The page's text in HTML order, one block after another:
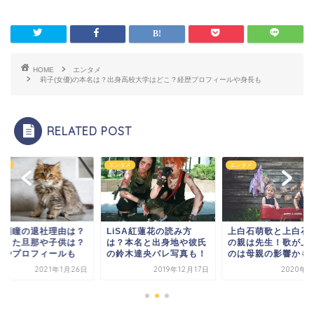
HOME
エンタメ
莉子(女優)の本名は？出身高校大学はどこ？経歴プロフィールや身長も
RELATED POST
紅蓮花の読み方
本名と出身地や彼氏
木達央バレ写真も！
2019年12月17日
エンタメ
上白石萌歌と上白石萌音
の親は先生！歌が上手い
のは母親の影響かも！
2020年5月5日
エンタメ
市野瀬瞳の退社理由
結婚した旦那や子供
経歴やプロフィール
2021年1